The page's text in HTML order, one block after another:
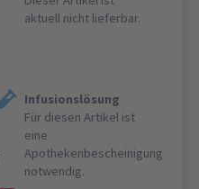
aktuell nicht lieferbar.
Infusionslösung
Für diesen Artikel ist
eine
Apothekenbescheinigung
notwendig.